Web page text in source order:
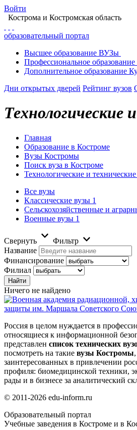
Войти
Кострома и Костромская область
образовательный портал
Высшее образование ВУЗы
Профессиональное образование
Дополнительное образование
Дни открытых дверей Рейтинг вузов
Технологические
Главная
Образование в Костроме
Вузы Костромы
Поиск вуза в Костроме
Технологические и
Все вузы
Классические вузы 1
Сельскохозяйственные и
Военные вузы 1
Свернуть
Фильтр
Название
Финансирование
Филиал
Ничего не найдено
защиты им. Маршала Советского
Россия в целом нуждается в
относящиеся к информационной
представлен список технических
посмотреть на такие вузы Костромы
заинтересованных в привлечении
профиля: биомедицинской техники,
рады и в бизнесе за аналитический
© 2011-2026 edu-inform.ru
Образовательный портал
Учебные заведения в Костроме и в